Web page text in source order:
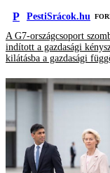
P PestiSrácok.hu
A G7-országcsoport
indított a gazdasági
kilátásba a gazdasági